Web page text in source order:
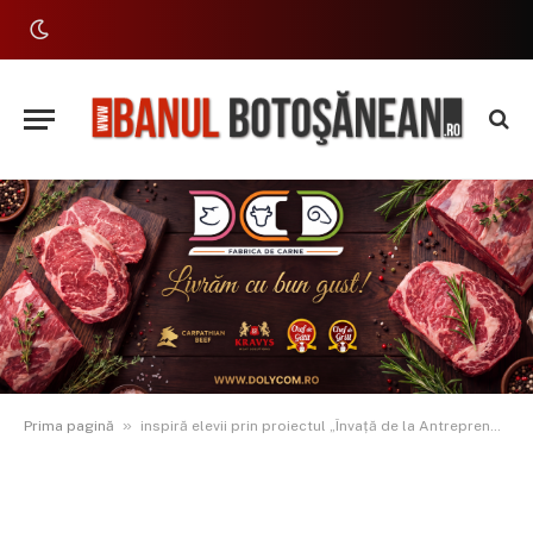
Prima pagină » inspiră elevii prin proiectul „Învață de la Antreprenori”